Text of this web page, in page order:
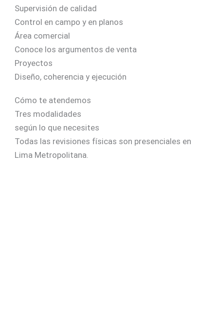
Supervisión de calidad
Control en campo y en planos
Área comercial
Conoce los argumentos de venta
Proyectos
Diseño, coherencia y ejecución
Cómo te atendemos
Tres modalidades
según lo que necesites
Todas las revisiones físicas son presenciales en
Lima Metropolitana.